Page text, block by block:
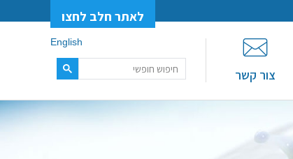
לאתר חלב לחצו
צור קשר
English